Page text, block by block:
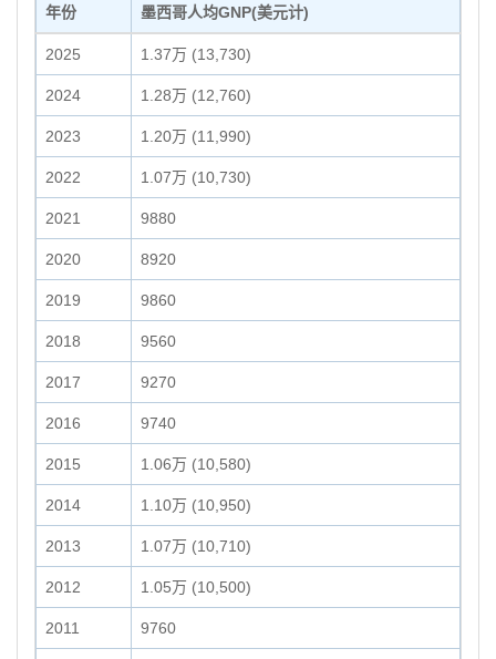
年份 墨西哥人均GNP(美元计)
2025 1.37万 (13,730)
2024 1.28万 (12,760)
2023 1.20万 (11,990)
2022 1.07万 (10,730)
2021 9880
2020 8920
2019 9860
2018 9560
2017 9270
2016 9740
2015 1.06万 (10,580)
2014 1.10万 (10,950)
2013 1.07万 (10,710)
2012 1.05万 (10,500)
2011 9760